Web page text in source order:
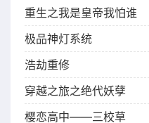
重生之我是皇帝我怕谁
极品神灯系统
浩劫重修
穿越之旅之绝代妖孽
樱恋高中——三校草